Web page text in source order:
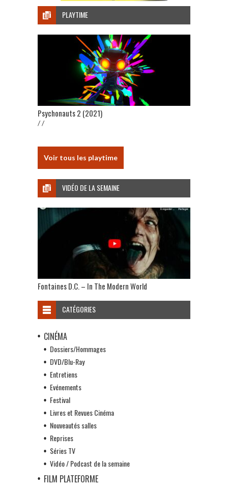
PLAYTIME
Psychonauts 2 (2021)
/ /
Voir tous les playtime
VIDÉO DE LA SEMAINE
Fontaines D.C. – In The Modern World
CATÉGORIES
CINÉMA
Dossiers/Hommages
DVD/Blu-Ray
Entretiens
Evénements
Festival
Livres et Revues Cinéma
Nouveautés salles
Reprises
Séries TV
Vidéo / Podcast de la semaine
FILM PLATEFORME